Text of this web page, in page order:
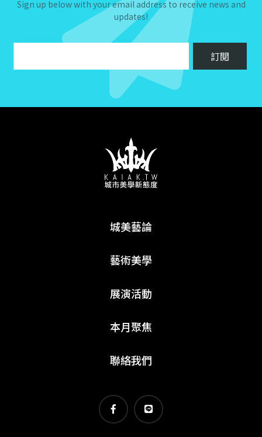
Sign up below with your email address to receive news and
updates!
城美藝論
藝術美學
展演活動
本月聚焦
聯絡我們